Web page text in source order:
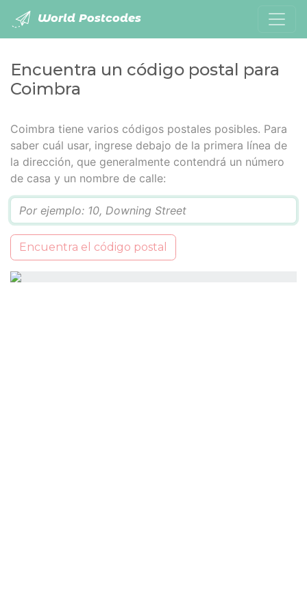
World Postcodes
Encuentra un código postal para
Coimbra
Coimbra tiene varios códigos postales posibles. Para
saber cuál usar, ingrese debajo de la primera línea de
la dirección, que generalmente contendrá un número
de casa y un nombre de calle:
Encuentra el código postal